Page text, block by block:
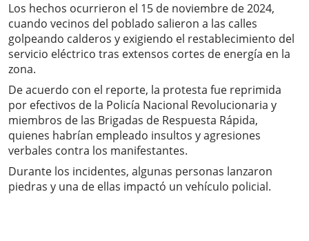
Los hechos ocurrieron el 15 de noviembre de 2024,
cuando vecinos del poblado salieron a las calles
golpeando calderos y exigiendo el restablecimiento del
servicio eléctrico tras extensos cortes de energía en la
zona.
De acuerdo con el reporte, la protesta fue reprimida
por efectivos de la Policía Nacional Revolucionaria y
miembros de las Brigadas de Respuesta Rápida,
quienes habrían empleado insultos y agresiones
verbales contra los manifestantes.
Durante los incidentes, algunas personas lanzaron
piedras y una de ellas impactó un vehículo policial.